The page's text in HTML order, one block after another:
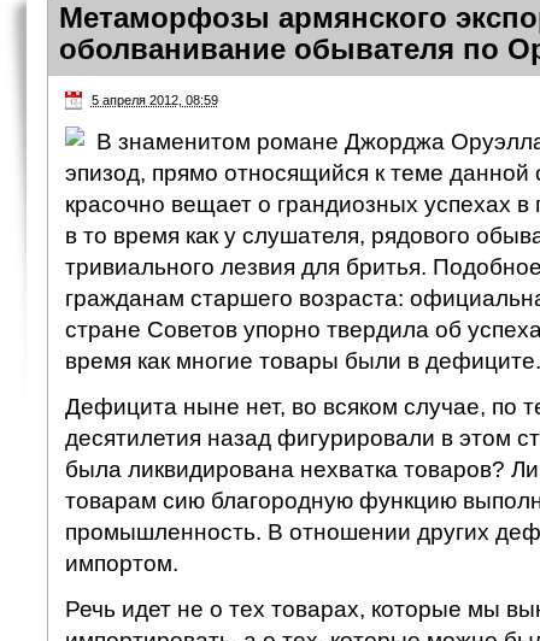
Метаморфозы армянского
оболванивание обывателя по
5 апреля 2012, 08:59
В знаменитом романе Джорджа
эпизод, прямо относящийся к теме данной
красочно вещает о грандиозных успехах в
в то время как у слушателя, рядового
тривиального лезвия для бритья.
гражданам старшего возраста:
стране Советов упорно твердила об
время как многие товары были в дефиците.
Дефицита ныне нет, во всяком случае, по
десятилетия назад фигурировали в этом
была ликвидирована нехватка товаров?
товарам сию благородную функцию
промышленность. В отношении других
импортом.
Речь идет не о тех товарах, которые мы